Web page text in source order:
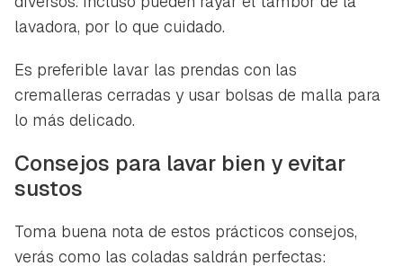
lavadora, por lo que cuidado.
Es preferible lavar las prendas con las
cremalleras cerradas y usar bolsas de malla para
lo más delicado.
Consejos para lavar bien y evitar
sustos
Toma buena nota de estos prácticos consejos,
verás como las coladas saldrán perfectas: